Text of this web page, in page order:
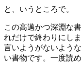
と、いうところで。
この高邁かつ深淵な
れだけで終わりにし
言いようがないよう
い書物です。一度読